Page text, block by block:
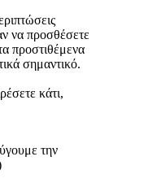
να προσθέσετε
προστιθέμενα
σημαντικό.
κάτι,
την